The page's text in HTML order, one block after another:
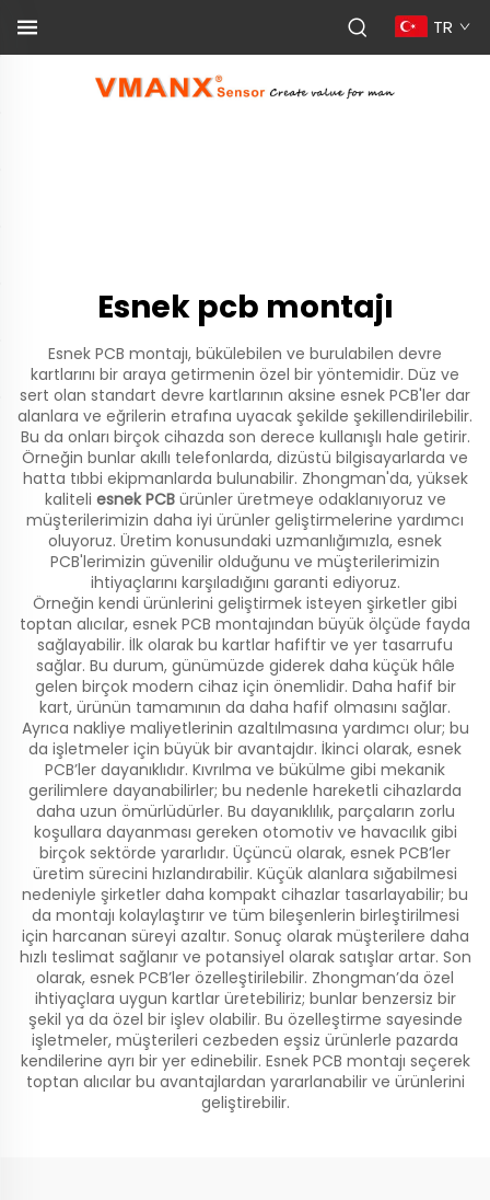
TR
Esnek pcb montajı
Esnek PCB montajı, bükülebilen ve burulabilen devre
kartlarını bir araya getirmenin özel bir yöntemidir. Düz ve
sert olan standart devre kartlarının aksine esnek PCB'ler dar
alanlara ve eğrilerin etrafına uyacak şekilde şekillendirilebilir.
Bu da onları birçok cihazda son derece kullanışlı hale getirir.
Örneğin bunlar akıllı telefonlarda, dizüstü bilgisayarlarda ve
hatta tıbbi ekipmanlarda bulunabilir. Zhongman'da, yüksek
kaliteli esnek PCB ürünler üretmeye odaklanıyoruz ve
müşterilerimizin daha iyi ürünler geliştirmelerine yardımcı
oluyoruz. Üretim konusundaki uzmanlığımızla, esnek
PCB'lerimizin güvenilir olduğunu ve müşterilerimizin
ihtiyaçlarını karşıladığını garanti ediyoruz.
Örneğin kendi ürünlerini geliştirmek isteyen şirketler gibi
toptan alıcılar, esnek PCB montajından büyük ölçüde fayda
sağlayabilir. İlk olarak bu kartlar hafiftir ve yer tasarrufu
sağlar. Bu durum, günümüzde giderek daha küçük hâle
gelen birçok modern cihaz için önemlidir. Daha hafif bir
kart, ürünün tamamının da daha hafif olmasını sağlar.
Ayrıca nakliye maliyetlerinin azaltılmasına yardımcı olur; bu
da işletmeler için büyük bir avantajdır. İkinci olarak, esnek
PCB’ler dayanıklıdır. Kıvrılma ve bükülme gibi mekanik
gerilimlere dayanabilirler; bu nedenle hareketli cihazlarda
daha uzun ömürlüdürler. Bu dayanıklılık, parçaların zorlu
koşullara dayanması gereken otomotiv ve havacılık gibi
birçok sektörde yararlıdır. Üçüncü olarak, esnek PCB’ler
üretim sürecini hızlandırabilir. Küçük alanlara sığabilmesi
nedeniyle şirketler daha kompakt cihazlar tasarlayabilir; bu
da montajı kolaylaştırır ve tüm bileşenlerin birleştirilmesi
için harcanan süreyi azaltır. Sonuç olarak müşterilere daha
hızlı teslimat sağlanır ve potansiyel olarak satışlar artar. Son
olarak, esnek PCB’ler özelleştirilebilir. Zhongman’da özel
ihtiyaçlara uygun kartlar üretebiliriz; bunlar benzersiz bir
şekil ya da özel bir işlev olabilir. Bu özelleştirme sayesinde
işletmeler, müşterileri cezbeden eşsiz ürünlerle pazarda
kendilerine ayrı bir yer edinebilir. Esnek PCB montajı seçerek
toptan alıcılar bu avantajlardan yararlanabilir ve ürünlerini
geliştirebilir.